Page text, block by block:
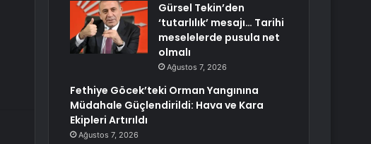
Gürsel Tekin’den
‘tutarlılık’ mesajı… Tarihi
meselelerde pusula net
olmalı
Ağustos 7, 2026
Fethiye Göcek’teki Orman Yangınına
Müdahale Güçlendirildi: Hava ve Kara
Ekipleri Artırıldı
Ağustos 7, 2026